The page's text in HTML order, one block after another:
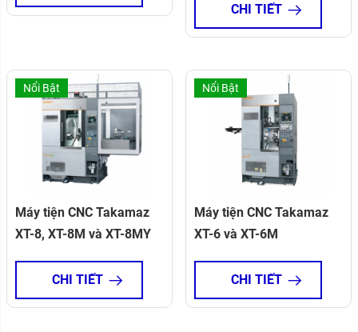
CHI TIẾT
Nổi Bật
Máy tiện CNC Takamaz
XT-8, XT-8M và XT-8MY
CHI TIẾT
Nổi Bật
Máy tiện CNC Takamaz
XT-6 và XT-6M
CHI TIẾT